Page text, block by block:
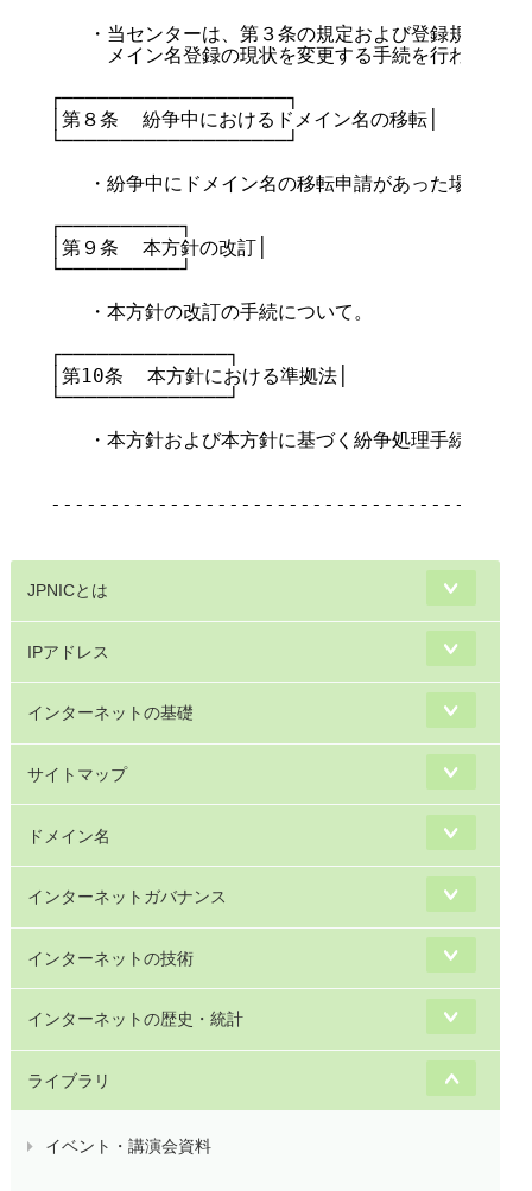
・当センターは、第３条の規定および登録規則に定
メイン名登録の現状を変更する手続を行わない。
┌───────────────────┐
│第８条  紛争中におけるドメイン名の移転│
└───────────────────┘
・紛争中にドメイン名の移転申請があった場合の取
┌──────────┐
│第９条  本方針の改訂│
└──────────┘
・本方針の改訂の手続について。
┌──────────────┐
│第10条  本方針における準拠法│
└──────────────┘
・本方針および本方針に基づく紛争処理手続は日本
JPNICとは
IPアドレス
インターネットの基礎
サイトマップ
ドメイン名
インターネットガバナンス
インターネットの技術
インターネットの歴史・統計
ライブラリ
イベント・講演会資料